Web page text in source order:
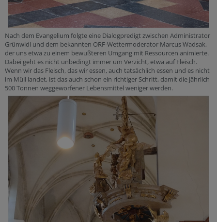
Nach dem Evangelium folgte eine Dialogpredigt zwischen Administrator
Grünwidl und dem bekannten ORF-Wettermoderator Marcus Wadsak,
der uns etwa zu einem bewußteren Umgang mit Ressourcen animierte.
Dabei geht es nicht unbedingt immer um Verzicht, etwa auf Fleisch.
Wenn wir das Fleisch, das wir essen, auch tatsächlich essen und es nicht
im Müll landet, ist das auch schon ein richtiger Schritt, damit die jährlich
500 Tonnen weggeworfener Lebensmittel weniger werden.